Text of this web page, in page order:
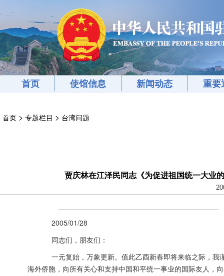
首页 使馆信息 新闻动态 重要
首页 > 专题栏目 > 台湾问题
贾庆林在江泽民同志《为促进祖国统一大业
2005/01/28
同志们，朋友们：
一元复始，万象更新。值此乙酉新春即将来临之际，我
海外侨胞，向所有关心和支持中国和平统一事业的国际友人，